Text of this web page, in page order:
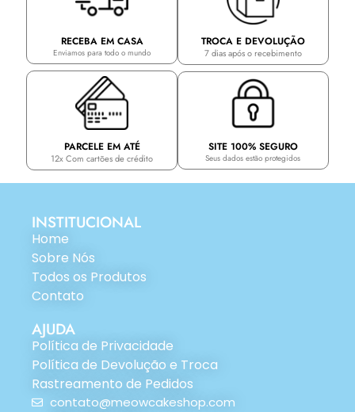
RECEBA EM CASA
Enviamos para todo o mundo
TROCA E DEVOLUÇÃO
7 dias após o recebimento
PARCELE EM ATÉ
12x Com cartões de crédito
SITE 100% SEGURO
Seus dados estão protegidos
INSTITUCIONAL
Home
Sobre Nós
Todos os Produtos
Contato
AJUDA
Política de Privacidade
Política de Devolução e Troca
Rastreamento de Pedidos
contato@meowcakeshop.com